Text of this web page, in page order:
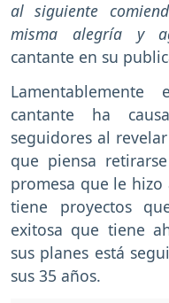
al siguiente
misma alegría y
cantante en su
cantante ha
seguidores al
que piensa
promesa que le hizo
tiene proyectos
exitosa que tiene
sus planes está
sus 35 años.